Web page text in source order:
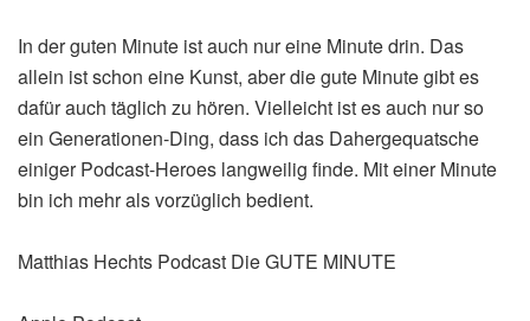
In der guten Minute ist auch nur eine Minute drin. Das
allein ist schon eine Kunst, aber die gute Minute gibt es
dafür auch täglich zu hören. Vielleicht ist es auch nur so
ein Generationen-Ding, dass ich das Dahergequatsche
einiger Podcast-Heroes langweilig finde. Mit einer Minute
bin ich mehr als vorzüglich bedient.
Matthias Hechts Podcast Die GUTE MINUTE